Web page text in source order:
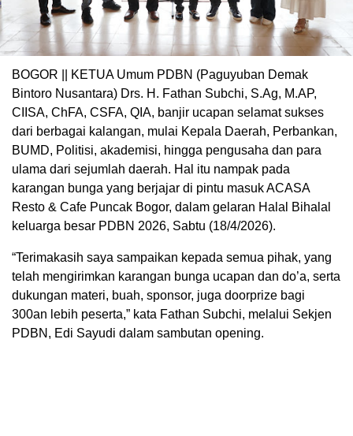
BOGOR || KETUA Umum PDBN (Paguyuban Demak
Bintoro Nusantara) Drs. H. Fathan Subchi, S.Ag, M.AP,
CIISA, ChFA, CSFA, QIA, banjir ucapan selamat sukses
dari berbagai kalangan, mulai Kepala Daerah, Perbankan,
BUMD, Politisi, akademisi, hingga pengusaha dan para
ulama dari sejumlah daerah. Hal itu nampak pada
karangan bunga yang berjajar di pintu masuk ACASA
Resto & Cafe Puncak Bogor, dalam gelaran Halal Bihalal
keluarga besar PDBN 2026, Sabtu (18/4/2026).
“Terimakasih saya sampaikan kepada semua pihak, yang
telah mengirimkan karangan bunga ucapan dan do’a, serta
dukungan materi, buah, sponsor, juga doorprize bagi
300an lebih peserta,” kata Fathan Subchi, melalui Sekjen
PDBN, Edi Sayudi dalam sambutan opening.